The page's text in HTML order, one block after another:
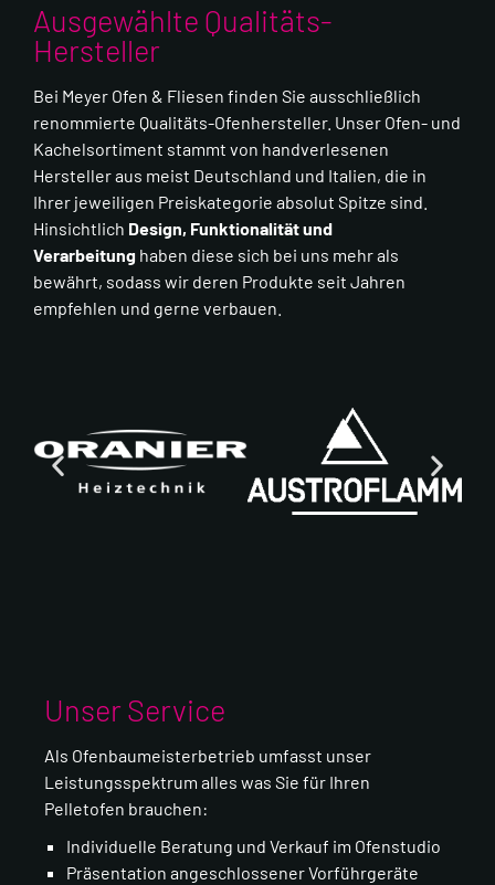
Ausgewählte Qualitäts-
Hersteller
Bei Meyer Ofen & Fliesen finden Sie ausschließlich
renommierte Qualitäts-Ofenhersteller. Unser Ofen- und
Kachelsortiment stammt von handverlesenen
Hersteller aus meist Deutschland und Italien, die in
Ihrer jeweiligen Preiskategorie absolut Spitze sind.
Hinsichtlich Design, Funktionalität und
Verarbeitung haben diese sich bei uns mehr als
bewährt, sodass wir deren Produkte seit Jahren
empfehlen und gerne verbauen.
Unser Service
Als Ofenbaumeisterbetrieb umfasst unser
Leistungsspektrum alles was Sie für Ihren
Pelletofen brauchen:
Individuelle Beratung und Verkauf im Ofenstudio
Präsentation angeschlossener Vorführgeräte